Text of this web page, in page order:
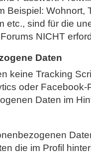
Beispiel: Wohnort,
etc., sind für die
NICHT
Daten
keine Tracking
oder Facebook-
Daten im
die im Profil